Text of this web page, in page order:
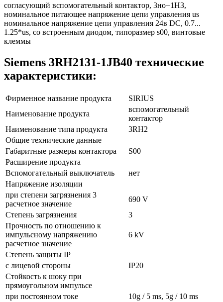
согласующий вспомогательный контактор, 3но+1НЗ,
номинальное питающее напряжение цепи управления us
номинальное напряжение цепи управления 24в DC, 0.7...
1.25*us, со встроенным диодом, типоразмер s00, винтовые
клеммы
Siemens 3RH2131-1JB40 технические
характеристики:
Фирменное название продукта
SIRIUS
Наименование продукта
вспомогательный
контактор
Наименование типа продукта
3RH2
Общие технические данные
Габаритные размеры контактора
S00
Расширение продукта
Вспомогательный выключатель
нет
Напряжение изоляции
при степени загрязнения 3
расчетное значение
690 V
Степень загрязнения
3
Прочность по отношению к
импульсному напряжению
расчетное значение
6 kV
Степень защиты IP
с лицевой стороны
IP20
Стойкость к шоку при
прямоугольном импульсе
при постоянном токе
10g / 5 ms, 5g / 10 ms